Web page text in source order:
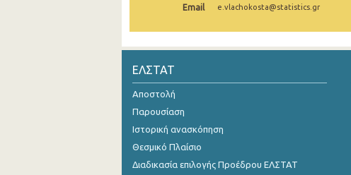
Δεκεμβρίου 2024
Οκτωβρίου 2024
Σεπτεμβρίου 2024
Αυγούστου 2024
Ιουνίου 2024
Email e.vlachokosta@statistics.gr
ΕΛΣΤΑΤ
Αποστολή
Παρουσίαση
Ιστορική ανασκόπηση
Θεσμικό Πλαίσιο
Διαδικασία επιλογής Προέδρου ΕΛΣΤΑΤ